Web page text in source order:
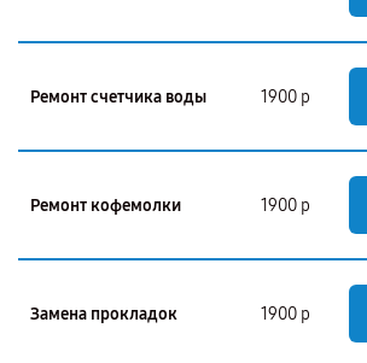
Ремонт счетчика воды 1900 р
Ремонт кофемолки 1900 р
Замена прокладок 1900 р